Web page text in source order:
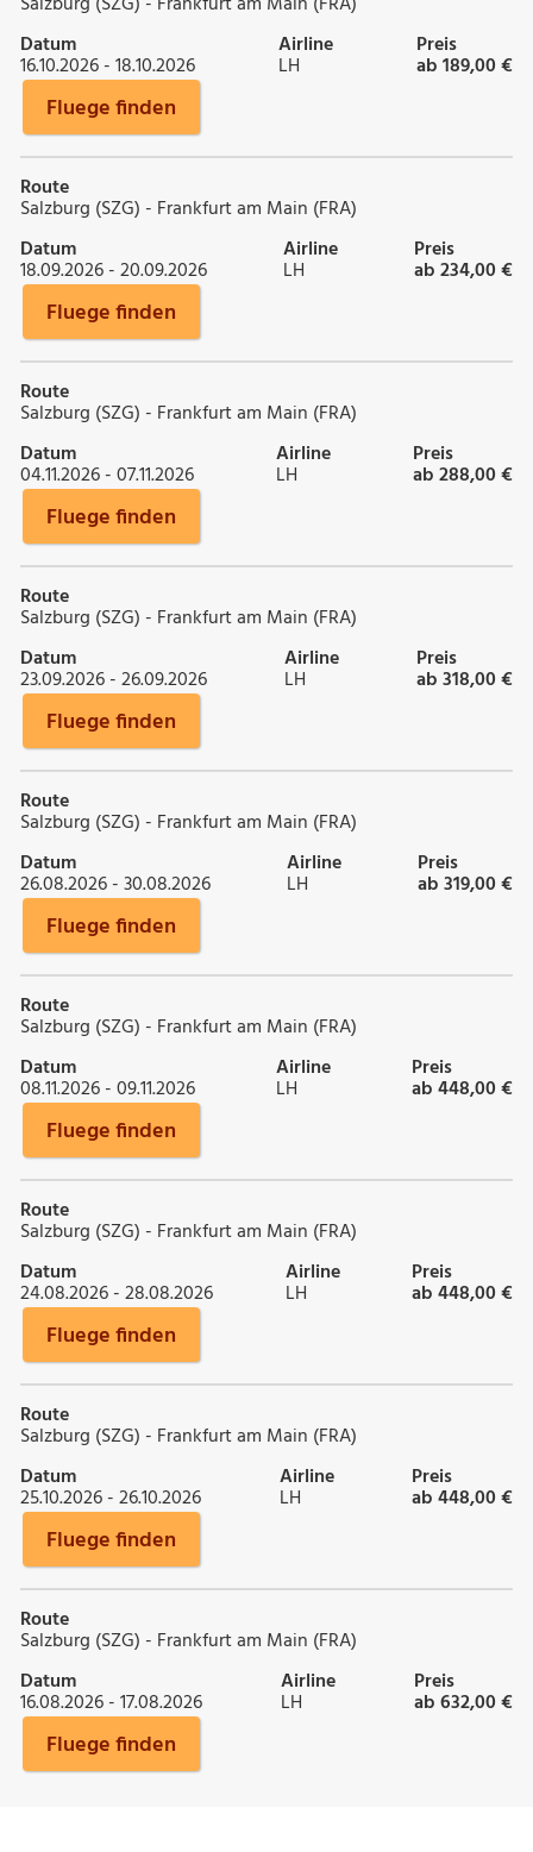
Datum
16.10.2026 - 18.10.2026
Airline
LH
Preis
ab 189,00 €
Fluege finden
Route
Salzburg (SZG) - Frankfurt am Main (FRA)
Datum
18.09.2026 - 20.09.2026
Airline
LH
Preis
ab 234,00 €
Fluege finden
Route
Salzburg (SZG) - Frankfurt am Main (FRA)
Datum
04.11.2026 - 07.11.2026
Airline
LH
Preis
ab 288,00 €
Fluege finden
Route
Salzburg (SZG) - Frankfurt am Main (FRA)
Datum
23.09.2026 - 26.09.2026
Airline
LH
Preis
ab 318,00 €
Fluege finden
Route
Salzburg (SZG) - Frankfurt am Main (FRA)
Datum
26.08.2026 - 30.08.2026
Airline
LH
Preis
ab 319,00 €
Fluege finden
Route
Salzburg (SZG) - Frankfurt am Main (FRA)
Datum
08.11.2026 - 09.11.2026
Airline
LH
Preis
ab 448,00 €
Fluege finden
Route
Salzburg (SZG) - Frankfurt am Main (FRA)
Datum
24.08.2026 - 28.08.2026
Airline
LH
Preis
ab 448,00 €
Fluege finden
Route
Salzburg (SZG) - Frankfurt am Main (FRA)
Datum
25.10.2026 - 26.10.2026
Airline
LH
Preis
ab 448,00 €
Fluege finden
Route
Salzburg (SZG) - Frankfurt am Main (FRA)
Datum
16.08.2026 - 17.08.2026
Airline
LH
Preis
ab 632,00 €
Fluege finden